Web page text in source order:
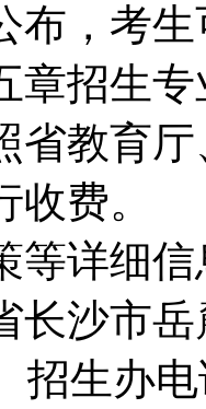
布，考
招生专
省教育
收费。
等详细
长沙市
生办电